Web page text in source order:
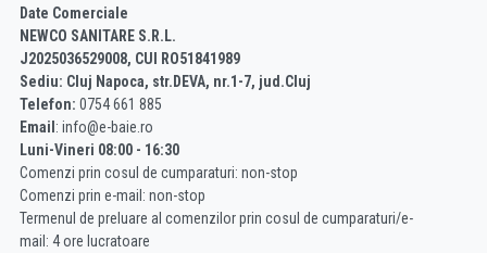
Date Comerciale
NEWCO SANITARE S.R.L.
J2025036529008, CUI RO51841989
Sediu: Cluj Napoca, str.DEVA, nr.1-7, jud.Cluj
Telefon: 0754 661 885
Email : info@e-baie.ro
Luni-Vineri 08:00 - 16:30
Comenzi prin cosul de cumparaturi: non-stop
Comenzi prin e-mail: non-stop
Termenul de preluare al comenzilor prin cosul de cumparaturi/e-
mail: 4 ore lucratoare